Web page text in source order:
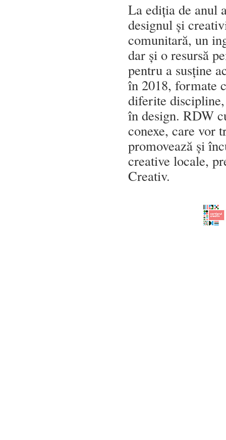
La ediția de anul
designul și
comunitară, un
dar și o resursă
pentru a susține
în 2018, formate
diferite
în design. RDW
conexe, care vor
promovează și
creative locale,
Creativ.